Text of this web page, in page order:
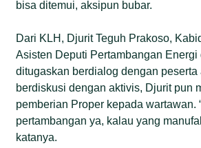
bisa ditemui, aksipun bubar.
Dari KLH, Djurit Teguh Prakoso,
Asisten Deputi Pertambangan Energi
ditugaskan berdialog dengan peserta
berdiskusi dengan aktivis, Djurit pun
pemberian Proper kepada wartawan.
pertambangan ya, kalau yang
katanya.